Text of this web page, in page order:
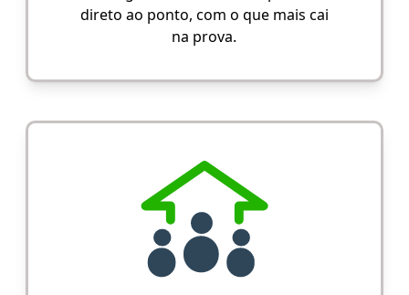
direto ao ponto, com o que mais cai
na prova.